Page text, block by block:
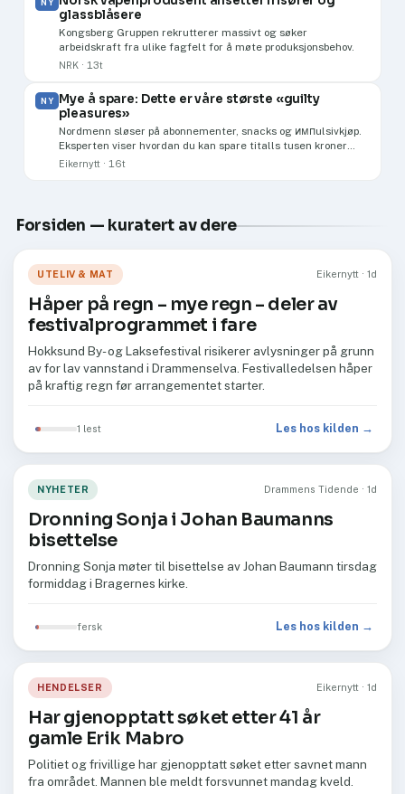
NY
glassblåsere
Kongsberg Gruppen rekrutterer massivt og søker
arbeidskraft fra ulike fagfelt for å møte produksjonsbehov.
NRK · 13t
NY
Mye å spare: Dette er våre største «guilty
pleasures»
Nordmenn sløser på abonnementer, snacks og импulsivkjøp.
Eksperten viser hvordan du kan spare titalls tusen kroner
årlig.
Eikernytt · 16t
Forsiden — kuratert av dere
UTELIV & MAT Eikernytt · 1d
Håper på regn – mye regn – deler av
festivalprogrammet i fare
Hokksund By- og Laksefestival risikerer avlysninger på grunn
av for lav vannstand i Drammenselva. Festivalledelsen håper
på kraftig regn før arrangementet starter.
1 lest Les hos kilden →
NYHETER Drammens Tidende · 1d
Dronning Sonja i Johan Baumanns
bisettelse
Dronning Sonja møter til bisettelse av Johan Baumann tirsdag
formiddag i Bragernes kirke.
fersk Les hos kilden →
HENDELSER Eikernytt · 1d
Har gjenopptatt søket etter 41 år
gamle Erik Mabro
Politiet og frivillige har gjenopptatt søket etter savnet mann
fra området. Mannen ble meldt forsvunnet mandag kveld.